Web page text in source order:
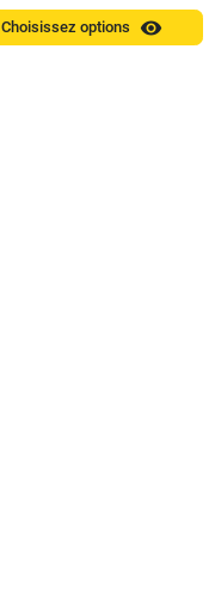
Choisissez options visibility